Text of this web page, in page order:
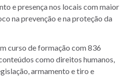
e presença nos locais com maior
na prevenção e na proteção da
curso de formação com 836
como direitos humanos,
armamento e tiro e